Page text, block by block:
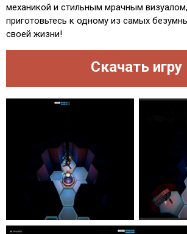
механикой и стильным мрачным
приготовьтесь к одному из самых
своей жизни!
Скачать игру